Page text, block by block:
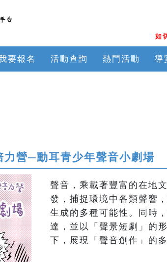
如
要報名 活動查詢 熱門活動 導
力營─動耳青少年聲音小劇場
聲音，乘載著豐富的在地
發，捕捉環境中各類聲響
生成的多種可能性。同時
達，並以「聲景短劇」的
下，展現「聲音創作」的